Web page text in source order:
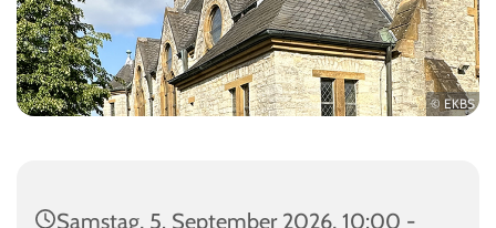
© EKBS
Samstag, 5. September 2026, 10:00 -